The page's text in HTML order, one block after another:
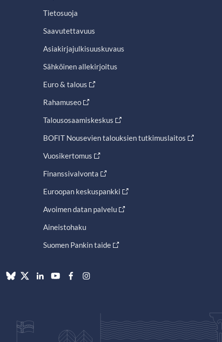
Tietosuoja
Saavutettavuus
Asiakirjajulkisuuskuvaus
Sähköinen allekirjoitus
Euro & talous
Rahamuseo
Talousosaamiskeskus
BOFIT Nousevien talouksien tutkimuslaitos
Vuosikertomus
Finanssivalvonta
Euroopan keskuspankki
Avoimen datan palvelu
Aineistohaku
Suomen Pankin taide